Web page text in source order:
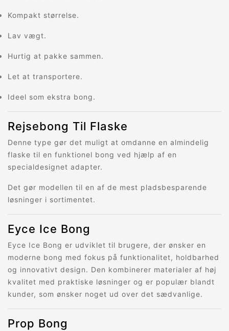
Kompakt størrelse.
Lav vægt.
Hurtig at pakke sammen.
Let at transportere.
Ideel som ekstra bong.
Rejsebong Til Flaske
Denne type gør det muligt at omdanne en almindelig
flaske til en funktionel bong ved hjælp af en
specialdesignet adapter.
Det gør modellen til en af de mest pladsbesparende
løsninger i sortimentet.
Eyce Ice Bong
Eyce Ice Bong er udviklet til brugere, der ønsker en
moderne bong med fokus på funktionalitet, holdbarhed
og innovativt design. Den kombinerer materialer af høj
kvalitet med praktiske løsninger og er populær blandt
kunder, som ønsker noget ud over det sædvanlige.
Prop Bong